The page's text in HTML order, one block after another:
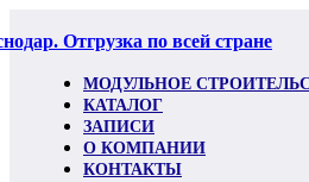
Отгрузка по всей стране
МОДУЛЬНОЕ
КАТАЛОГ
ЗАПИСИ
О КОМПАНИИ
КОНТАКТЫ